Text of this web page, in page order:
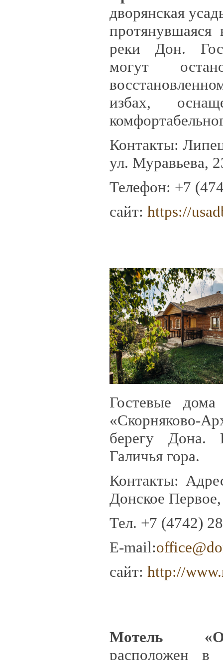
дворянская
протянувшаяся
реки Дон.
могут
избах,
Контакты:
ул. Муравьева,
Телефон: +7
сайт: https://
Гостевые
«Скорняково-
берегу Дона.
Галичья гора.
Контакты:
Донское
Тел. +7 (4742)
E-mail:
сайт: http://
Мотель
расположен в